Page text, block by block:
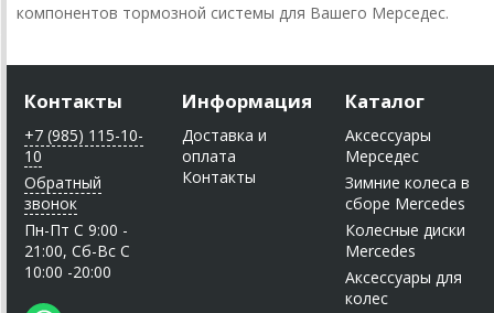
компонентов тормозной системы для Вашего Мерседес.
Контакты
+7 (985) 115-10-
10
Обратный
звонок
Пн-Пт C 9:00 -
21:00, Сб-Вс С
10:00 -20:00
Информация
Доставка и
оплата
Контакты
Каталог
Аксессуары
Мерседес
Зимние колеса в
сборе Mercedes
Колесные диски
Mercedes
Аксессуары для
колес